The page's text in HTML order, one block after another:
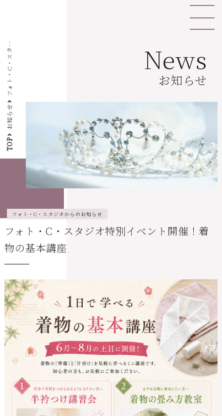
News
お知らせ
TOP
お知らせ
タ
座
フォト・C・スタジオからのお知らせ
フォト・C・スタジオ特別イベント開催！着
物の基本講座